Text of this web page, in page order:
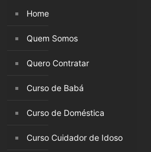
Home
Quem Somos
Quero Contratar
Curso de Babá
Curso de Doméstica
Curso Cuidador de Idoso